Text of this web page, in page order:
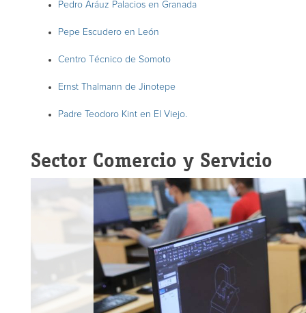
Pedro Aráuz Palacios en Granada
Pepe Escudero en León
Centro Técnico de Somoto
Ernst Thalmann de Jinotepe
Padre Teodoro Kint en El Viejo.
Sector Comercio y Servicio